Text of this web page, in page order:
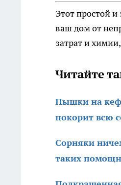
Этот простой
ваш дом от
затрат и
Читайте
Пышки на
покорит всю
Сорняки
таких